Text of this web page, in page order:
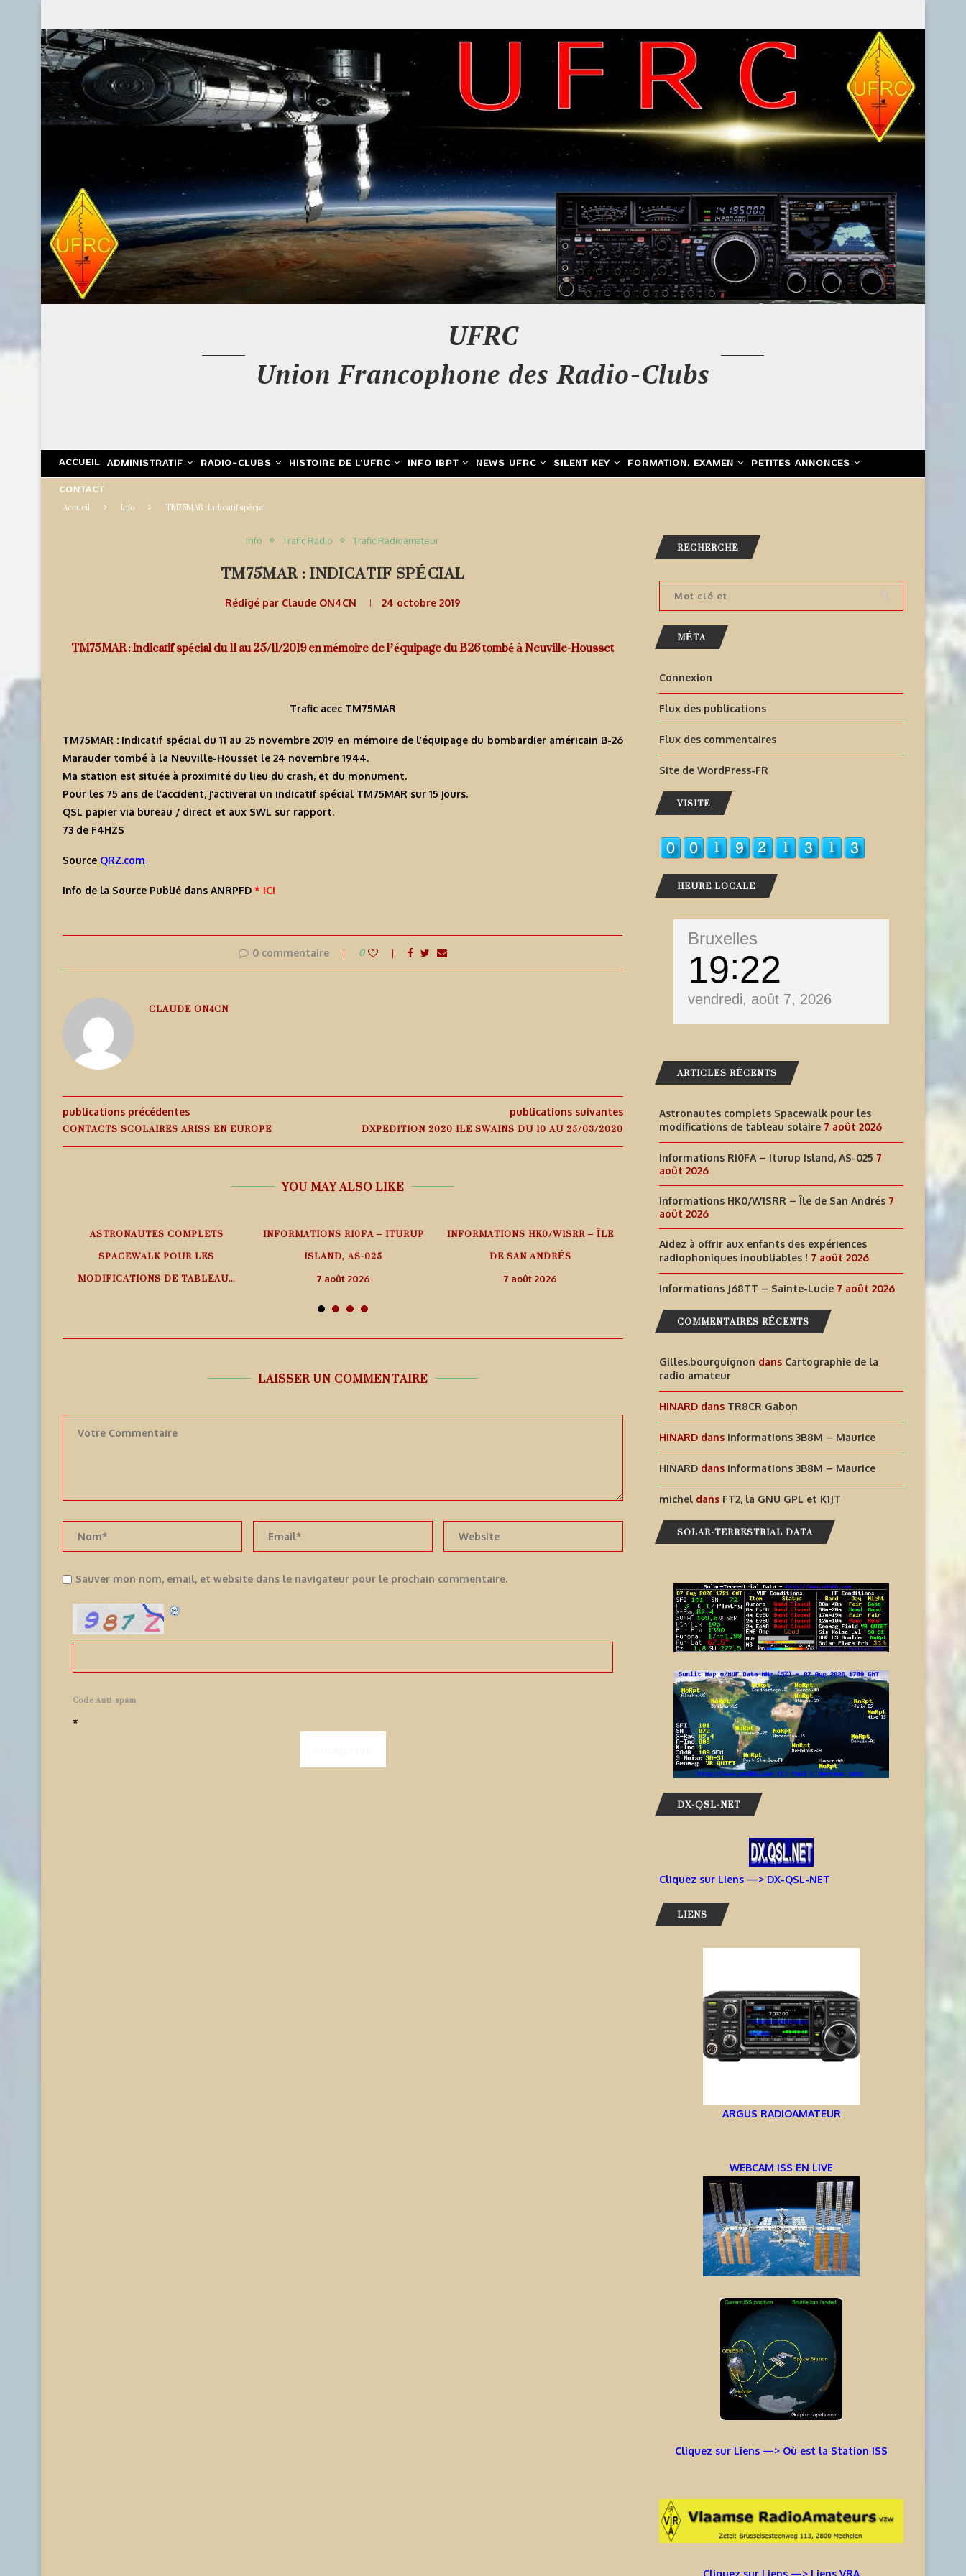
UFRC
Union Francophone des Radio-Clubs
ACCUEIL ADMINISTRATIF RADIO-CLUBS HISTOIRE DE L’UFRC INFO IBPT NEWS UFRC SILENT KEY FORMATION, EXAMEN PETITES ANNONCES
CONTACT
Accueil Info TM75MAR : Indicatif spécial
Info Trafic Radio Trafic Radioamateur
TM75MAR : INDICATIF SPÉCIAL
Rédigé par Claude ON4CN 24 octobre 2019
TM75MAR : Indicatif spécial du 11 au 25/11/2019 en mémoire de l’équipage du B26 tombé à Neuville-Housset
Trafic acec TM75MAR
TM75MAR : Indicatif spécial du 11 au 25 novembre 2019 en mémoire de l’équipage du bombardier américain B-26
Marauder tombé à la Neuville-Housset le 24 novembre 1944.
Ma station est située à proximité du lieu du crash, et du monument.
Pour les 75 ans de l’accident, j’activerai un indicatif spécial TM75MAR sur 15 jours.
QSL papier via bureau / direct et aux SWL sur rapport.
73 de F4HZS
Source QRZ.com
Info de la Source Publié dans ANRPFD * ICI
0 commentaire 0
CLAUDE ON4CN
publications précédentes
CONTACTS SCOLAIRES ARISS EN EUROPE
publications suivantes
DXPEDITION 2020 ILE SWAINS DU 10 AU 25/03/2020
YOU MAY ALSO LIKE
ASTRONAUTES COMPLETS
SPACEWALK POUR LES
MODIFICATIONS DE TABLEAU...
INFORMATIONS RI0FA – ITURUP
ISLAND, AS-025
7 août 2026
INFORMATIONS HK0/W1SRR – ÎLE
DE SAN ANDRÉS
7 août 2026
AIDEZ À OFFRIR AUX ENFANTS
DES EXPÉRIENCES
RADIOPHONIQUES...
INFORMATIONS J68TT –
LAISSER UN COMMENTAIRE
Sauver mon nom, email, et website dans le navigateur pour le prochain commentaire.
Code Anti-spam
*
RECHERCHE
MÉTA
Connexion
Flux des publications
Flux des commentaires
Site de WordPress-FR
VISITE
HEURE LOCALE
Bruxelles
19 22
vendredi, août 7, 2026
ARTICLES RÉCENTS
Astronautes complets Spacewalk pour les
modifications de tableau solaire 7 août 2026
Informations RI0FA – Iturup Island, AS-025 7
août 2026
Informations HK0/W1SRR – Île de San Andrés 7
août 2026
Aidez à offrir aux enfants des expériences
radiophoniques inoubliables ! 7 août 2026
Informations J68TT – Sainte-Lucie 7 août 2026
COMMENTAIRES RÉCENTS
Gilles.bourguignon dans Cartographie de la
radio amateur
HINARD dans TR8CR Gabon
HINARD dans Informations 3B8M – Maurice
HINARD dans Informations 3B8M – Maurice
michel dans FT2, la GNU GPL et K1JT
SOLAR-TERRESTRIAL DATA
DX-QSL-NET
Cliquez sur Liens —> DX-QSL-NET
LIENS
ARGUS RADIOAMATEUR
WEBCAM ISS EN LIVE
Cliquez sur Liens —> Où est la Station ISS